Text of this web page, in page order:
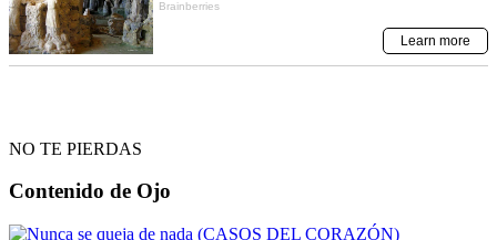
NO TE PIERDAS
Contenido de Ojo